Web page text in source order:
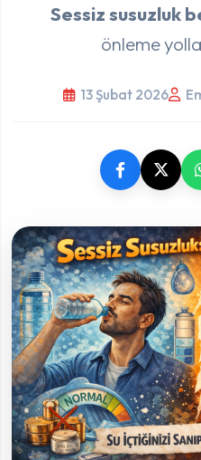
Sessiz susuzluk
önleme
13 Şubat 2026